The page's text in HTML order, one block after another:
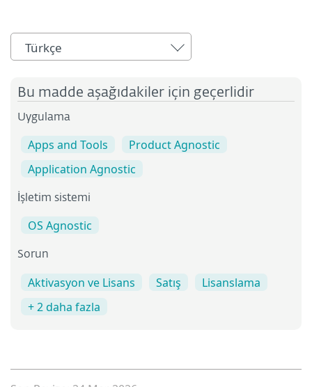
Türkçe
Bu madde aşağıdakiler için geçerlidir
Uygulama
Apps and Tools
Product Agnostic
Application Agnostic
İşletim sistemi
OS Agnostic
Sorun
Aktivasyon ve Lisans Satış
Lisanslama
+ 2 daha fazla